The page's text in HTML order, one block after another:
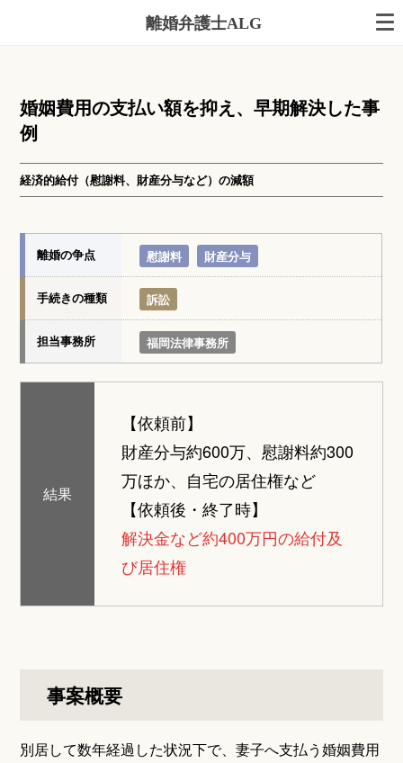
離婚弁護士ALG
婚姻費用の支払い額を抑え、早期解決した事
例
経済的給付（慰謝料、財産分与など）の減額
離婚の争点 慰謝料 財産分与
手続きの種類 訴訟
担当事務所 福岡法律事務所
結果
【依頼前】
財産分与約600万、慰謝料約300
万ほか、自宅の居住権など
【依頼後・終了時】
解決金など約400万円の給付及
び居住権
事案概要
別居して数年経過した状況下で、妻子へ支払う婚姻費用